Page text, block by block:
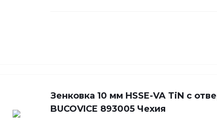
Зенковка 10 мм HSSE-VA TiN с
BUCOVICE 893005 Чехия